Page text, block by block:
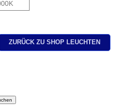
ZURÜCK ZU SHOP LEUCHTEN